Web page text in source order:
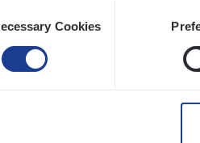
CookiesAntwerpen
Insu­ran­ce